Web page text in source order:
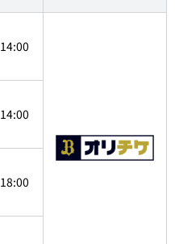
14:00
14:00
18:00